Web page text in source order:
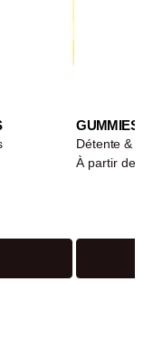
GUMMIES
Détente &
À partir de